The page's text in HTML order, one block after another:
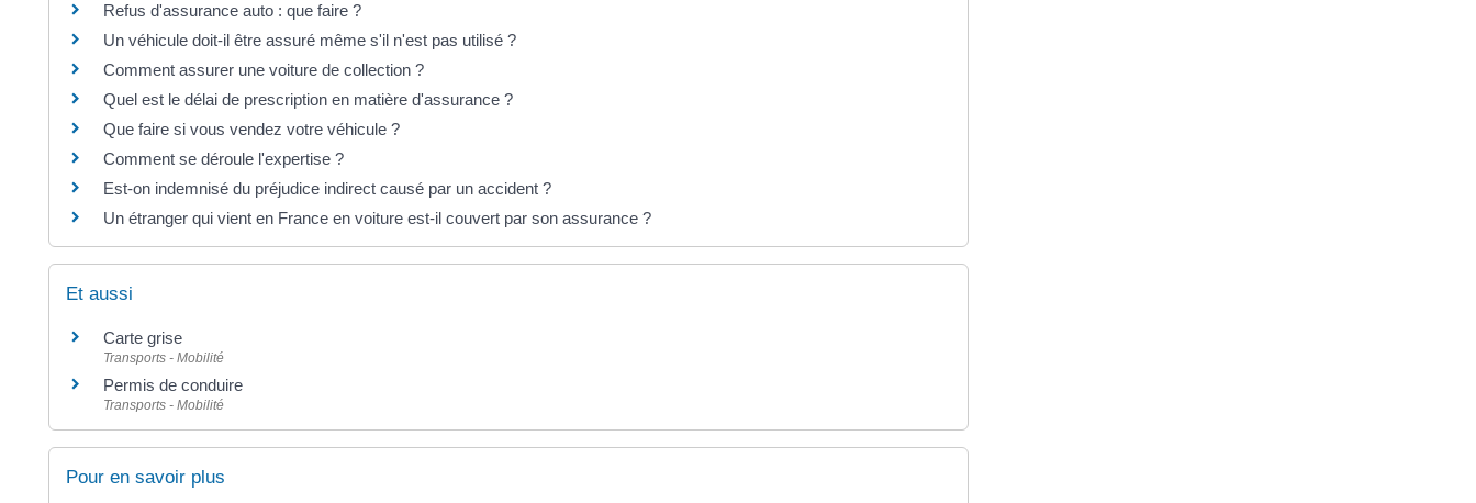
Refus d'assurance auto : que faire ?
Un véhicule doit-il être assuré même s'il n'est pas utilisé ?
Comment assurer une voiture de collection ?
Quel est le délai de prescription en matière d'assurance ?
Que faire si vous vendez votre véhicule ?
Comment se déroule l'expertise ?
Est-on indemnisé du préjudice indirect causé par un accident ?
Un étranger qui vient en France en voiture est-il couvert par son assurance ?
Et aussi
Carte grise
Transports - Mobilité
Permis de conduire
Transports - Mobilité
Pour en savoir plus